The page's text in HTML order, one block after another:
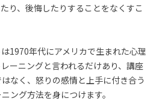
り、後悔したりすることをなくすこ
1970年代にアメリカで生まれた心理
ーニングと言われるだけあり、講座
なく、怒りの感情と上手に付き合う
ング方法を身につけます。